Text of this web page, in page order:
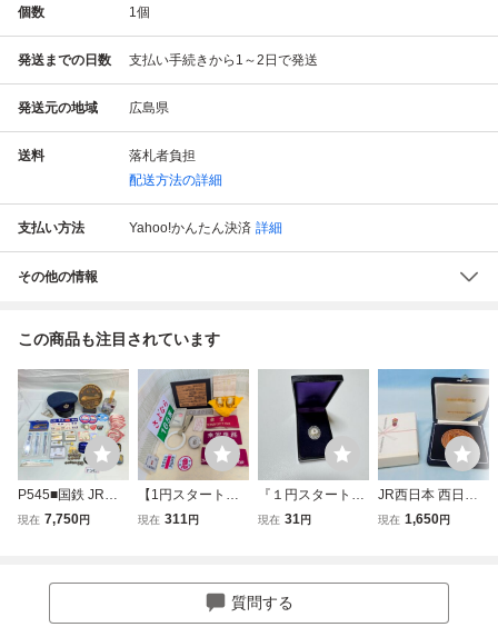
個数 1個
発送までの日数 支払い手続きから1～2日で発送
発送元の地域 広島県
送料
落札者負担
配送方法の詳細
支払い方法 Yahoo!かんたん決済 詳細
その他の情報
この商品も注目されています
P545■国鉄 JR西
日本 JR東日本 鉄
現在 7,750円
【1円スタート】
鉄道 まとめ売り
レート 他 大量 当
時物 希少 グッズ
現在 311円
『１円スタート』
日本国有鉄道 功績
現在 31円
JR西日本 西日本
旅客鉄道株式会社
現在 1,650円
質問する